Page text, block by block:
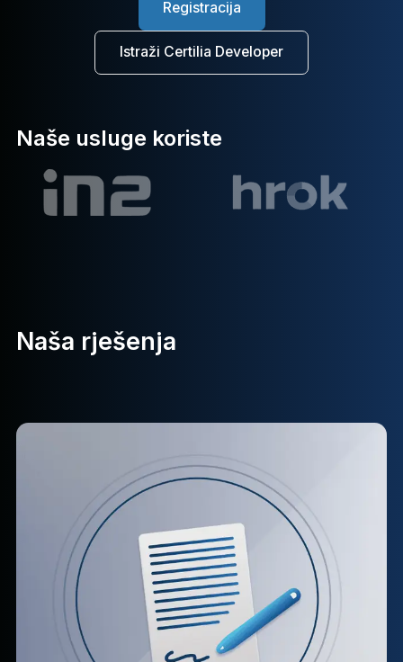
Registracija
Istraži Certilia Developer
Naše usluge koriste
Naša rješenja